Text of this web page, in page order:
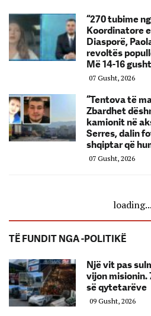
“270 tubime
Koordinatore
Diasporë,
revoltës
Më 14-16
07 Gusht, 2026
“Tentova të
Zbardhet
kamionit në
Serres, dalin
shqiptar që
07 Gusht, 2026
loading...
TË FUNDIT NGA -POLITIKË
Një vit pas
vijon misionin.
së qytetarëve
09 Gusht, 2026